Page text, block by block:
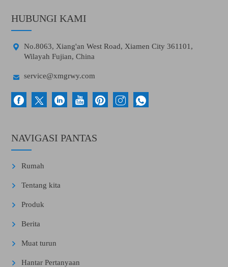
HUBUNGI KAMI

No.8063, Xiang'an West Road, Xiamen City 361101,
Wilayah Fujian, China
 service@xmgrwy.com
NAVIGASI PANTAS
Rumah
Tentang kita
Produk
Berita
Muat turun
Hantar Pertanyaan